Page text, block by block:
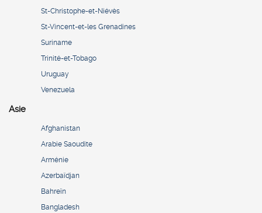
St-Christophe-et-Niévès
St-Vincent-et-les Grenadines
Suriname
Trinité-et-Tobago
Uruguay
Venezuela
Asie
Afghanistan
Arabie Saoudite
Arménie
Azerbaïdjan
Bahreïn
Bangladesh